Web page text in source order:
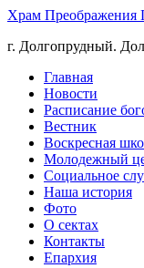
Храм Преображения
г. Долгопрудный.
Главная
Новости
Расписание
Вестник
Воскресная
Молодежный
Социальное
Наша история
Фото
О сектах
Контакты
Епархия